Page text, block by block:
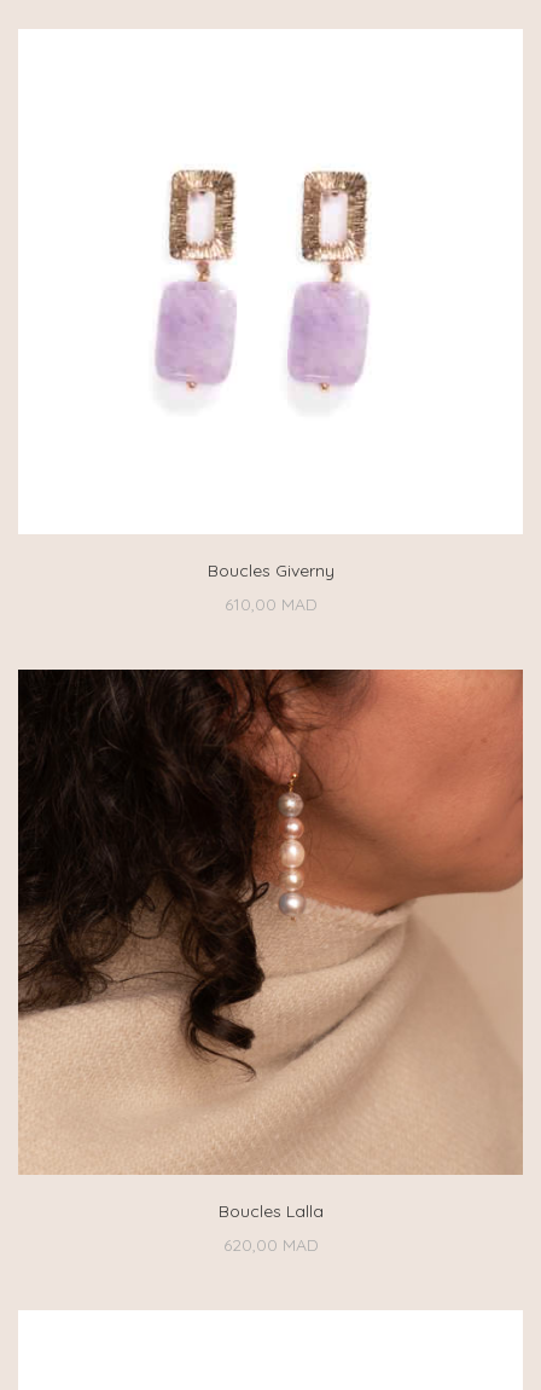
Boucles Giverny
610,00 MAD
Boucles Lalla
620,00 MAD